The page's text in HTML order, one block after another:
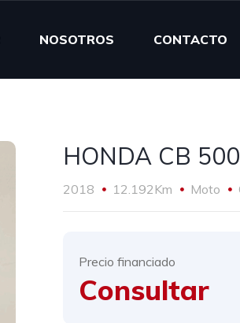
NOSOTROS CONTACTO
HONDA CB
2018 12.192Km Moto
Precio financiado
Consultar